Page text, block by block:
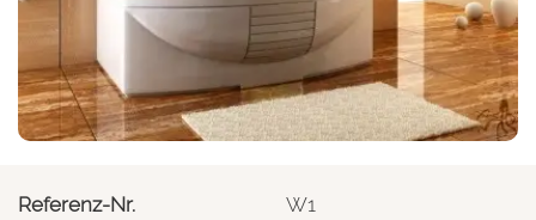
Referenz-Nr. W1